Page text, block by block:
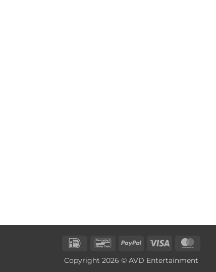
IDeal BancontactPayPal Visa
Copyright 2026 © AVD Entertainment